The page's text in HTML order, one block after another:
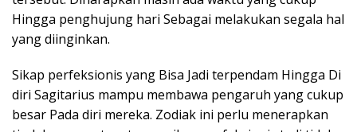
Hingga penghujung hari Sebagai melakukan segala hal
yang diinginkan.
Sikap perfeksionis yang Bisa Jadi terpendam Hingga Di
diri Sagitarius mampu membawa pengaruh yang cukup
besar Pada diri mereka. Zodiak ini perlu menerapkan